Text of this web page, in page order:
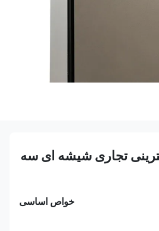
تجاری شیشه ای سه
خواص اساسی